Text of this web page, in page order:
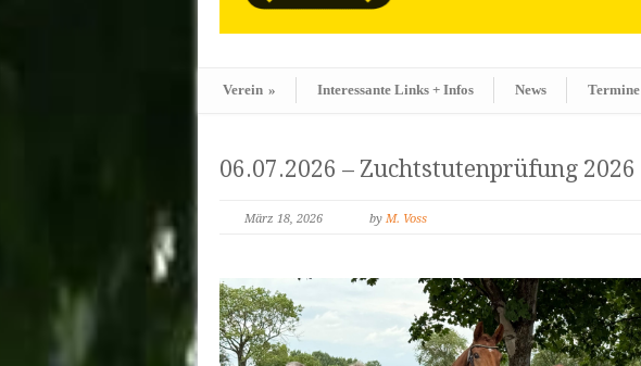
Verein » Interessante Links + Infos News Termine
06.07.2026 – Zuchtstutenprüfung 2026
März 18, 2026 by M. Voss